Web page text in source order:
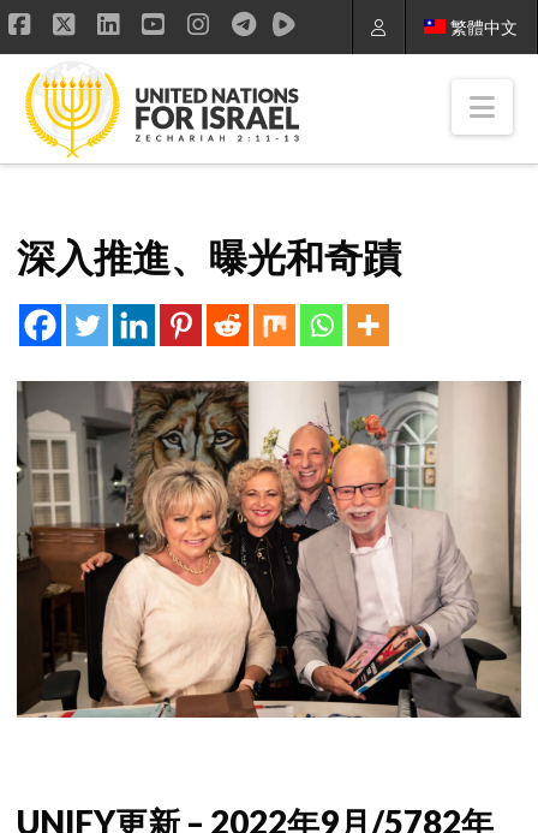
繁體中文
Facebook
X LinkedIn
YouTube
Instagram
深入推進、曝光和奇蹟
UNIFY更新 – 2022年9月/5782年